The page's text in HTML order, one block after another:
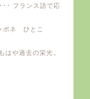
･ フランス語で応
ポネ ひとこ
や過去の栄光。